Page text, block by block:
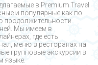
в Premium Travel
и популярные как по
продолжительности
Мы имеем в
где есть
меню в ресторанах на
групповые экскурсии в
языке.